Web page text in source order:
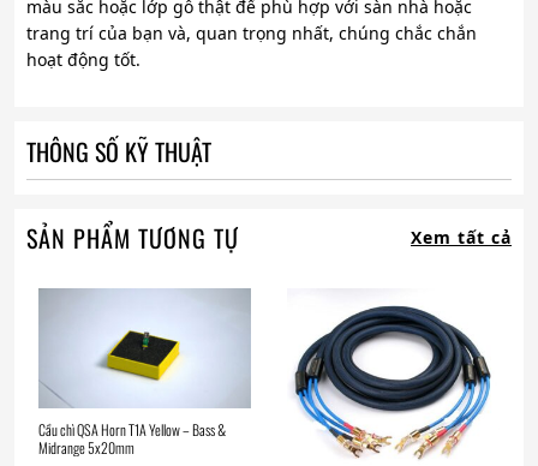
màu sắc hoặc lớp gỗ thật để phù hợp với sàn nhà hoặc
trang trí của bạn và, quan trọng nhất, chúng chắc chắn
hoạt động tốt.
THÔNG SỐ KỸ THUẬT
SẢN PHẨM TƯƠNG TỰ Xem tất cả
Cầu chì QSA Horn T1A Yellow – Bass &
Midrange 5x20mm